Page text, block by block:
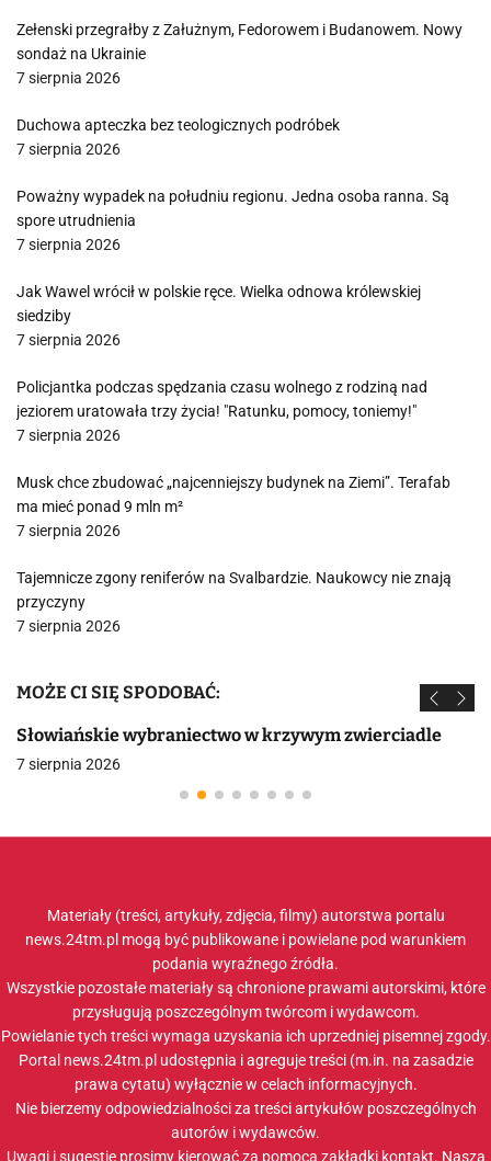
Zełenski przegrałby z Załużnym, Fedorowem i Budanowem. Nowy
sondaż na Ukrainie
7 sierpnia 2026
Duchowa apteczka bez teologicznych podróbek
7 sierpnia 2026
Poważny wypadek na południu regionu. Jedna osoba ranna. Są
spore utrudnienia
7 sierpnia 2026
Jak Wawel wrócił w polskie ręce. Wielka odnowa królewskiej
siedziby
7 sierpnia 2026
Policjantka podczas spędzania czasu wolnego z rodziną nad
jeziorem uratowała trzy życia! "Ratunku, pomocy, toniemy!"
7 sierpnia 2026
Musk chce zbudować „najcenniejszy budynek na Ziemi”. Terafab
ma mieć ponad 9 mln m²
7 sierpnia 2026
Tajemnicze zgony reniferów na Svalbardzie. Naukowcy nie znają
przyczyny
7 sierpnia 2026
MOŻE CI SIĘ SPODOBAĆ:
Słowiańskie wybraniectwo w krzywym zwierciadle
7 sierpnia 2026
Materiały (treści, artykuły, zdjęcia, filmy) autorstwa portalu
news.24tm.pl mogą być publikowane i powielane pod warunkiem
podania wyraźnego źródła.
Wszystkie pozostałe materiały są chronione prawami autorskimi, które
przysługują poszczególnym twórcom i wydawcom.
Powielanie tych treści wymaga uzyskania ich uprzedniej pisemnej zgody.
Portal news.24tm.pl udostępnia i agreguje treści (m.in. na zasadzie
prawa cytatu) wyłącznie w celach informacyjnych.
Nie bierzemy odpowiedzialności za treści artykułów poszczególnych
autorów i wydawców.
Uwagi i sugestie prosimy kierować za pomocą zakładki kontakt. Nasza